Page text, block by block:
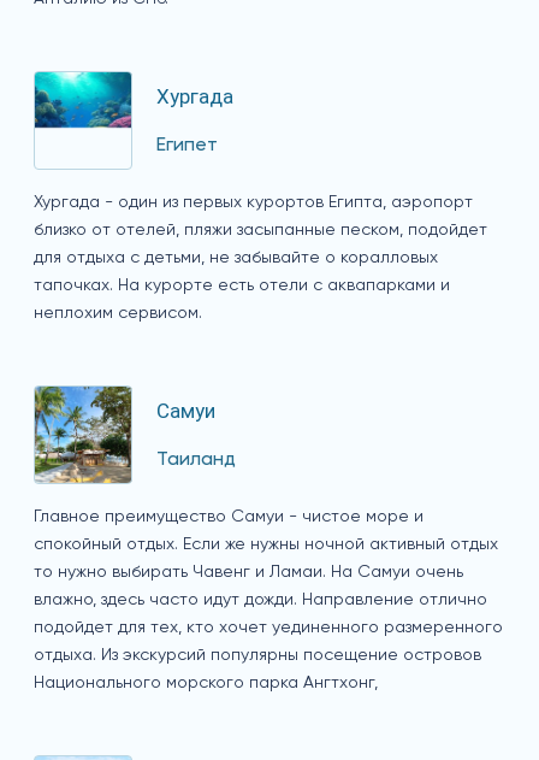
Хургада
Египет
Хургада - один из первых курортов Египта, аэропорт
близко от отелей, пляжи засыпанные песком, подойдет
для отдыха с детьми, не забывайте о коралловых
тапочках. На курорте есть отели с аквапарками и
неплохим сервисом.
Самуи
Таиланд
Главное преимущество Самуи - чистое море и
спокойный отдых. Если же нужны ночной активный отдых
то нужно выбирать Чавенг и Ламаи. На Самуи очень
влажно, здесь часто идут дожди. Направление отлично
подойдет для тех, кто хочет уединенного размеренного
отдыха. Из экскурсий популярны посещение островов
Национального морского парка Ангтхонг,